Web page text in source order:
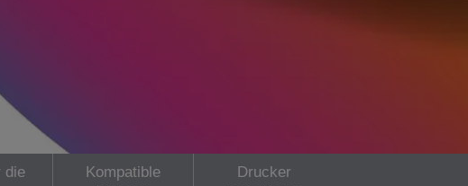
die
Kompatible
Drucker